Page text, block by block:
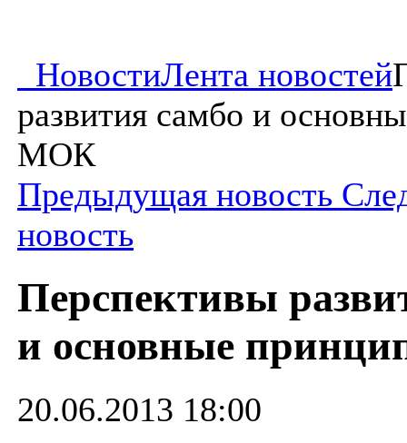
НовостиЛента новостей
развития самбо и
МОК
Предыдущая новость
новость
Перспективы
и основные
20.06.2013 18:00